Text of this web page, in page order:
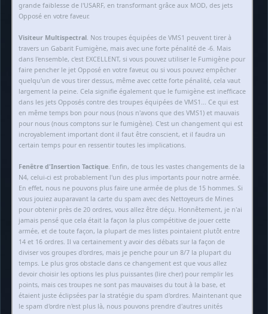
grande faiblesse de l'USARF, en transformant grâce aux MOD, des jets
Opposé en votre faveur.
Visiteur Multispectral. Nos troupes équipées de VMS1 peuvent tirer à
travers un Gabarit Fumigène, mais avec une forte pénalité de -6. Mais
dans l'ensemble, c'est EXCELLENT, si vous pouvez utiliser le Fumigène pour
faire pencher le jet Opposé en votre faveur, ou si vous pouvez empêcher
quelqu'un de vous tirer dessus, même avec cette forte pénalité, cela vaut
largement la peine. Cela signifie également que le fumigène est inefficace
dans les jets Opposés contre des troupes équipées de VMS1... Ce qui est
en même temps bon pour nous (nous n'avons que des VMS1) et mauvais
pour nous (nous comptons sur le fumigène). C'est un changement qui est
incroyablement important dont il faut être conscient, et il faudra un
certain temps pour en ressentir toutes les implications.
Fenêtre d'Insertion Tactique. Enfin, de tous les vastes changements de la
N4, celui-ci est probablement l'un des plus importants pour notre armée.
En effet, nous ne pouvons plus faire une armée de plus de 15 hommes. Si
vous jouiez auparavant la carte du spam avec des Nettoyeurs de Mines
pour obtenir près de 20 ordres, vous allez être déçu. Honnêtement, je n'ai
jamais pensé que cela était la façon la plus compétitive de jouer cette
armée, et de toute façon, la plupart de mes listes pointaient plutôt entre
14 et 16 ordres. Il va certainement y avoir des débats sur la façon de
diviser vos groupes d'ordres, mais je penche pour un 8/7 la plupart du
temps. Le plus gros obstacle dans ce changement est que vous allez
devoir choisir les options les plus puissantes (lire cher) pour remplir les
points, mais ces troupes ne sont pas mauvaises du tout à la base, et
étaient juste éclipsées par la stratégie du spam d'ordres. Maintenant que
le spam d'ordre n'est plus là, nous pouvons prendre d'autres unités